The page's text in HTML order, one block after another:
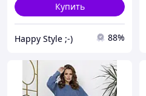
Купить
Happy Style ;-) 88%